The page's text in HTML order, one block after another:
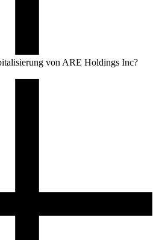
von ARE Holdings Inc?